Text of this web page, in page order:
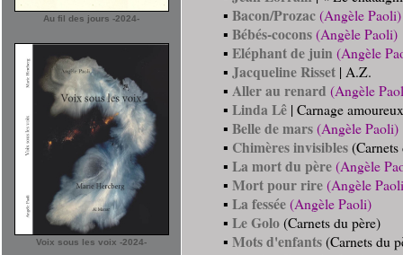
Au fil des jours -2024-
Voix sous les voix -2024-
▪ Bacon/Prozac(Angèle Paoli)
▪ Bébés-cocons(Angèle Paoli)
▪ Eléphant de juin (Angèle
▪ Jacqueline Risset | A.Z.
▪ Aller au renard (Angèle
▪ Linda Lê | Carnage amoureux
▪ Belle de mars(Angèle Paoli)
▪ Chimères invisibles
▪ La mort du père(Angèle
▪ Mort pour rire(Angèle
▪ La fessée(Angèle Paoli)
▪ Le Golo(Carnets du père)
▪ Mots d'enfants(Carnets du